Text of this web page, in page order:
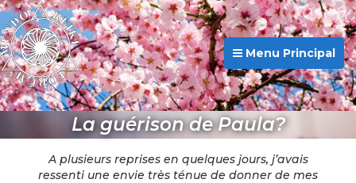
Menu Principal
La guérison de Paula?
A plusieurs reprises en quelques jours, j’avais
ressenti une envie très ténue de donner de mes